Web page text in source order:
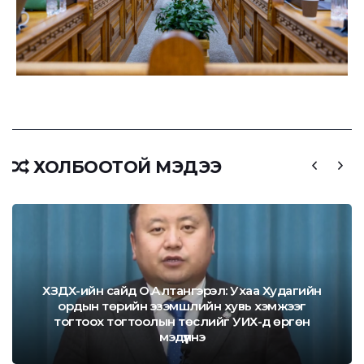
ХОЛБООТОЙ МЭДЭЭ
ХЗДХ-ийн сайд О.Алтангэрэл: Ухаа Худагийн
ордын төрийн эзэмшлийн хувь хэмжээг
тогтоох тогтоолын төслийг УИХ-д өргөн
мэдүүлнэ